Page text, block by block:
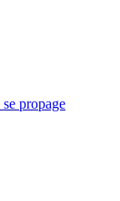
propage